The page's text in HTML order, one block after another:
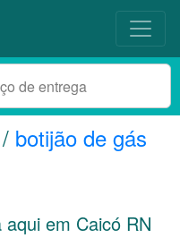
/ botijão de gás
aqui em Caicó RN